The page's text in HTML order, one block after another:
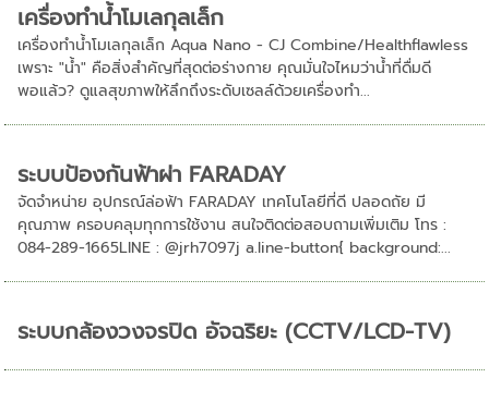
เครื่องทำน้ำโมเลกุลเล็ก
เครื่องทำน้ำโมเลกุลเล็ก Aqua Nano - CJ Combine/Healthflawless
เพราะ "น้ำ" คือสิ่งสำคัญที่สุดต่อร่างกาย คุณมั่นใจไหมว่าน้ำที่ดื่มดี
พอแล้ว? ดูแลสุขภาพให้ลึกถึงระดับเซลล์ด้วยเครื่องทำ...
ระบบป้องกันฟ้าผ่า FARADAY
จัดจำหน่าย อุปกรณ์ล่อฟ้า FARADAY เทคโนโลยีที่ดี ปลอดถัย มี
คุณภาพ ครอบคลุมทุกการใช้งาน สนใจติดต่อสอบถามเพิ่มเติม โทร :
084-289-1665LINE : @jrh7097j a.line-button{ background:...
ระบบกล้องวงจรปิด อัจฉริยะ (CCTV/LCD-TV)